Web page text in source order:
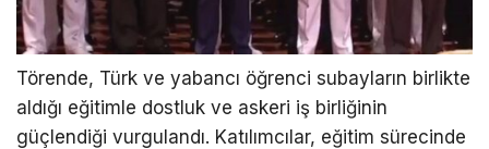
Törende, Türk ve yabancı öğrenci subayların birlikte
aldığı eğitimle dostluk ve askeri iş birliğinin
güçlendiği vurgulandı. Katılımcılar, eğitim sürecinde